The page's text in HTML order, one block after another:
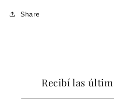
Share
Recibí las